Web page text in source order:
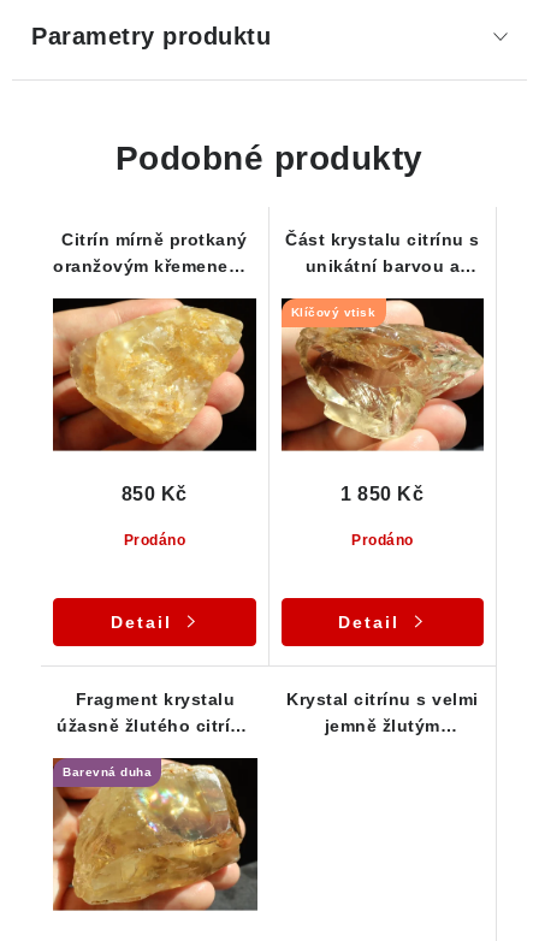
Parametry produktu
Podobné produkty
Citrín mírně protkaný
oranžovým křemenem -
Prodáno
850 Kč
Detail
Část krystalu citrínu s
unikátní barvou a
vtiskem
Klíčový vtisk
Prodáno
1 850 Kč
Detail
Fragment krystalu
úžasně žlutého citrínu
duhou
Barevná duha
Krystal citrínu s velmi
jemně žlutým